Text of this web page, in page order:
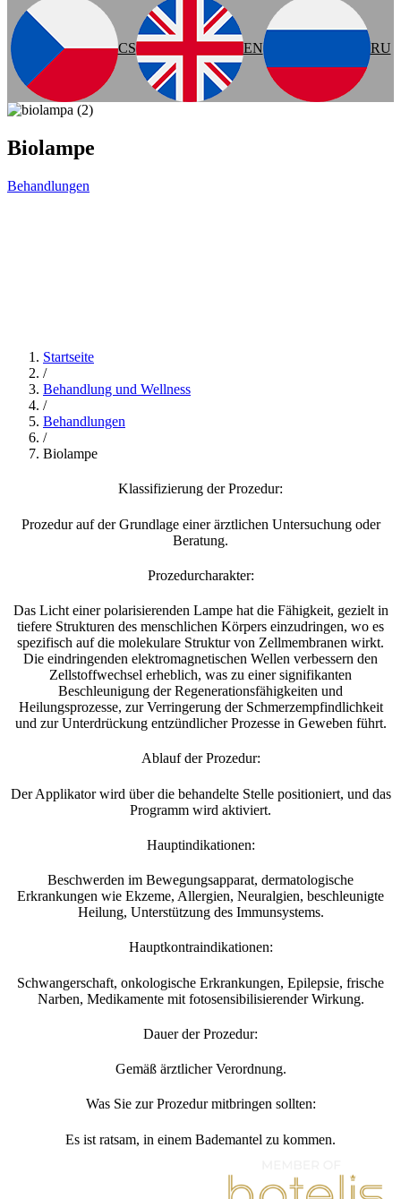
CS EN RU
Biolampe
Behandlungen
Startseite
/
Behandlung und Wellness
/
Behandlungen
/
Biolampe
Klassifizierung der Prozedur:
Prozedur auf der Grundlage einer ärztlichen Untersuchung oder
Beratung.
Prozedurcharakter:
Das Licht einer polarisierenden Lampe hat die Fähigkeit, gezielt in
tiefere Strukturen des menschlichen Körpers einzudringen, wo es
spezifisch auf die molekulare Struktur von Zellmembranen wirkt.
Die eindringenden elektromagnetischen Wellen verbessern den
Zellstoffwechsel erheblich, was zu einer signifikanten
Beschleunigung der Regenerationsfähigkeiten und
Heilungsprozesse, zur Verringerung der Schmerzempfindlichkeit
und zur Unterdrückung entzündlicher Prozesse in Geweben führt.
Ablauf der Prozedur:
Der Applikator wird über die behandelte Stelle positioniert, und das
Programm wird aktiviert.
Hauptindikationen:
Beschwerden im Bewegungsapparat, dermatologische
Erkrankungen wie Ekzeme, Allergien, Neuralgien, beschleunigte
Heilung, Unterstützung des Immunsystems.
Hauptkontraindikationen:
Schwangerschaft, onkologische Erkrankungen, Epilepsie, frische
Narben, Medikamente mit fotosensibilisierender Wirkung.
Dauer der Prozedur:
Gemäß ärztlicher Verordnung.
Was Sie zur Prozedur mitbringen sollten:
Es ist ratsam, in einem Bademantel zu kommen.